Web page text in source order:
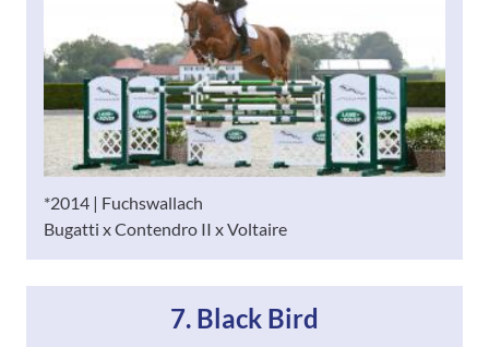
*2014 | Fuchswallach
Bugatti x Contendro II x Voltaire
7. Black Bird